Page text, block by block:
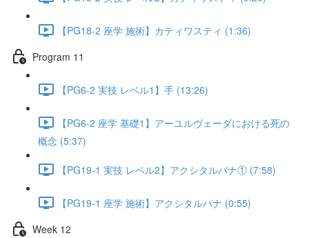
【PG18-2 座学 施術】カティワスティ (1:36)
Program 11
【PG6-2 実技 レベル1】手 (13:26)
【PG6-2 座学 基礎1】アーユルヴェーダにおける死の
概念 (5:37)
【PG19-1 実技 レベル2】アクシタルパナ① (7:58)
【PG19-1 座学 施術】アクシタルパナ (0:55)
Week 12